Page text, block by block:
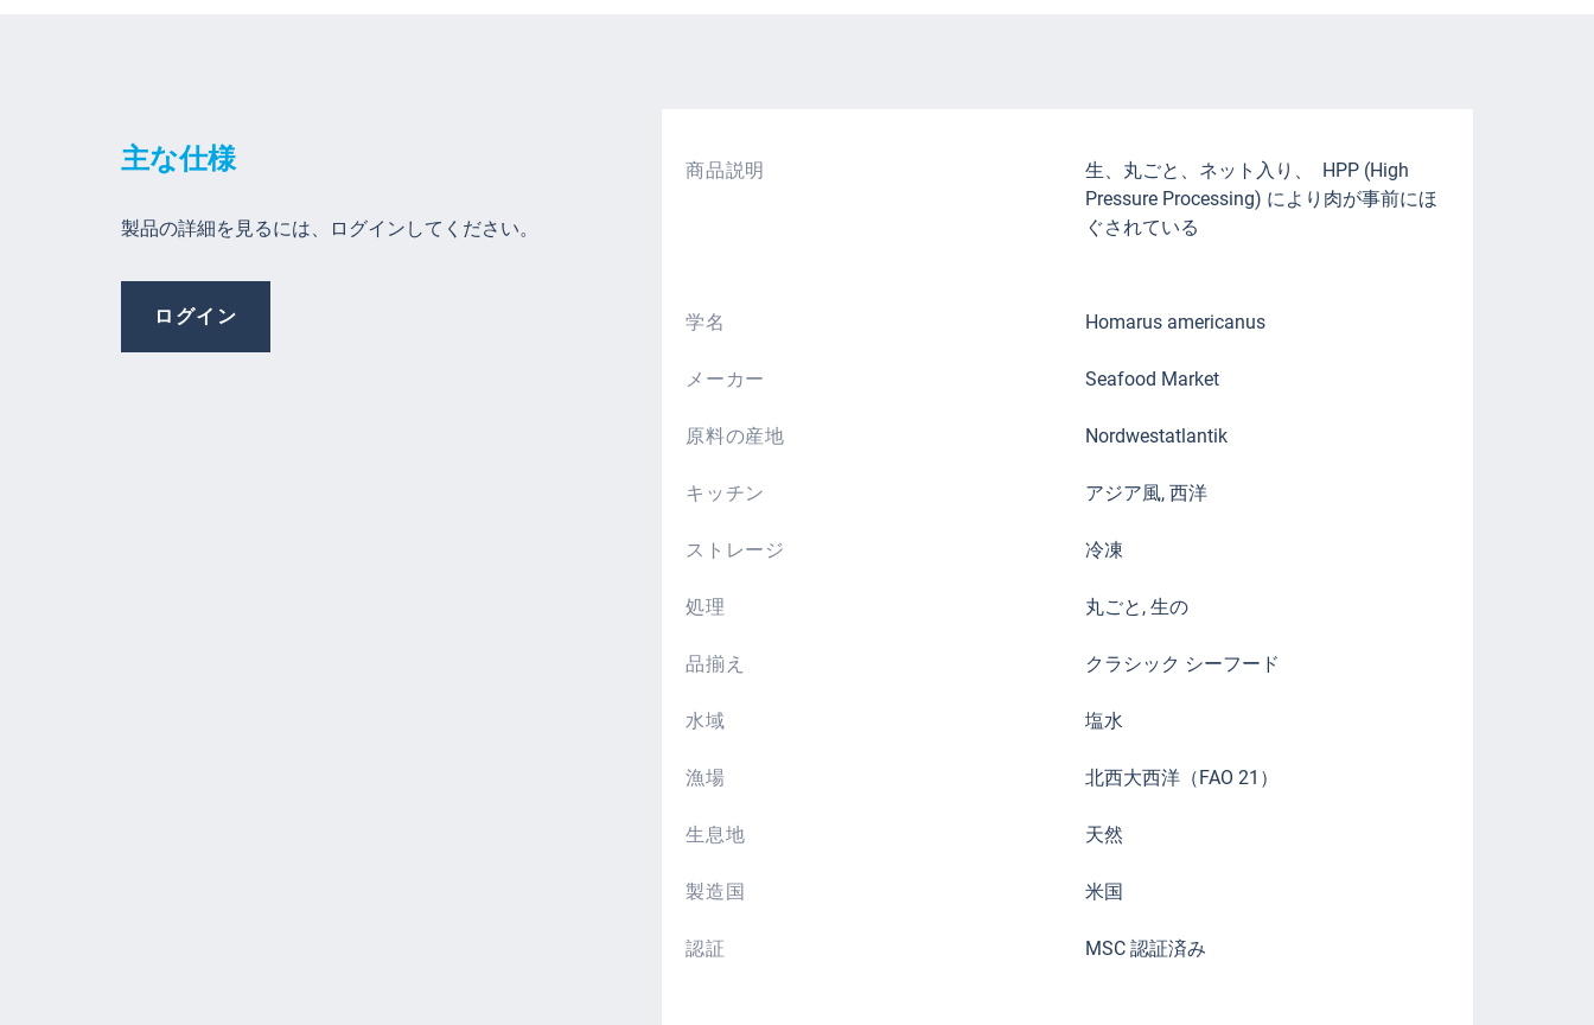
主な仕様
製品の詳細を見るには、ログインしてください。
ログイン
商品説明
生、丸ごと、ネット入り、 HPP (High
Pressure Processing) により肉が事前にほ
ぐされている
学名 Homarus americanus
メーカー Seafood Market
原料の産地 Nordwestatlantik
キッチン アジア風, 西洋
ストレージ 冷凍
処理 丸ごと, 生の
品揃え クラシック シーフード
水域 塩水
漁場 北西大西洋（FAO 21）
生息地 天然
製造国 米国
認証 MSC 認証済み